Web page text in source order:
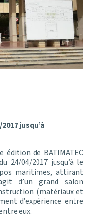
jusqu’à
de BATIMATEC
24/04/2017 jusqu’à le
maritimes, attirant
d’un grand salon
(matériaux et
d’expérience entre
eux.